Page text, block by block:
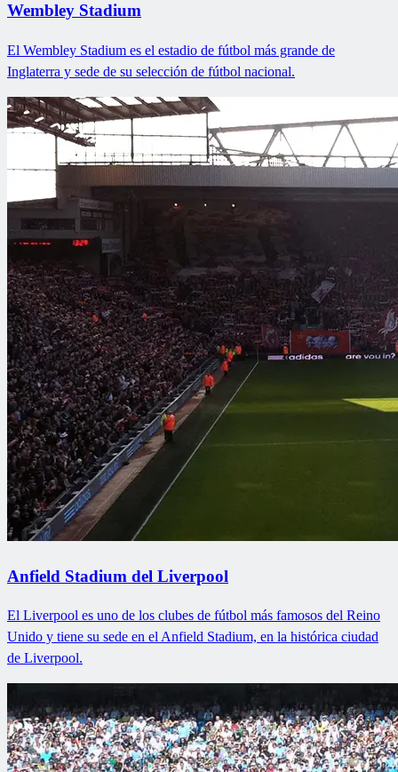
Wembley Stadium
El Wembley Stadium es el estadio de fútbol más grande de
Inglaterra y sede de su selección de fútbol nacional.
Anfield Stadium del Liverpool
El Liverpool es uno de los clubes de fútbol más famosos del Reino
Unido y tiene su sede en el Anfield Stadium, en la histórica ciudad
de Liverpool.